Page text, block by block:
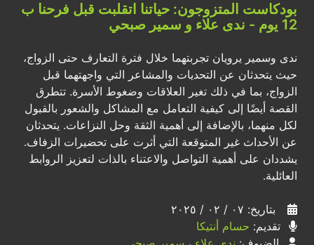
بودكاست المتزوجون: حياتنا اتقلبت قبل فرحنا ب
12 يوم - ندى علاء و سمير صبحي
ندى وسمير يرويان تجربتهما خلال فترة التعارف حتى الزواج،
حيث يتحدثان عن التحديات والمشاعر التي واجهتهما قبل
الزواج، بما في ذلك تغير العلاقات وضغوط الأسرة. تتطرق
القصة أيضًا إلى كيفية التعامل مع المشاكل والشعور بالقبول
لكل منهما، بالإضافة إلى أهمية الثقة وحل النزاعات. يتحدثان
عن الأحداث غير المتوقعة التي أثرت على تحضيرات الزفاف.
يشددان على أهمية التواصل والاعتناء بالذات لتعزيز الروابط
العائلية.
بتاريخ: ٠٧ / ٠٢ / ٢٠٢٥
تقديم: حسام أنتيكا